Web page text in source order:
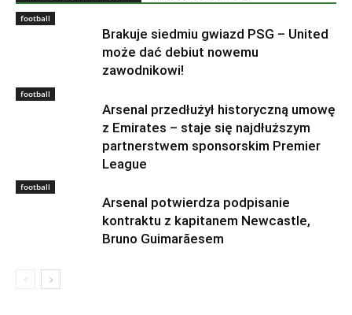
football
Brakuje siedmiu gwiazd PSG – United
może dać debiut nowemu
zawodnikowi!
football
Arsenal przedłużył historyczną umowę
z Emirates – staje się najdłuższym
partnerstwem sponsorskim Premier
League
football
Arsenal potwierdza podpisanie
kontraktu z kapitanem Newcastle,
Bruno Guimarãesem